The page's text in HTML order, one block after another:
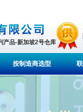
产品-新加坡2号仓库
按制造商选型